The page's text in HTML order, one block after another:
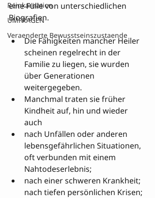
Reinkarnation
UMFRAGEN
Veraenderte Bewusstseinszustaende
eine Fülle von unterschiedlichen
Biografien.
Die Fähigkeiten mancher Heiler
scheinen regelrecht in der
Familie zu liegen, sie wurden
über Generationen
weitergegeben.
Manchmal traten sie früher
Kindheit auf, hin und wieder
auch
nach Unfällen oder anderen
lebensgefährlichen Situationen,
oft verbunden mit einem
Nahtodeserlebnis;
nach einer schweren Krankheit;
nach tiefen persönlichen Krisen;